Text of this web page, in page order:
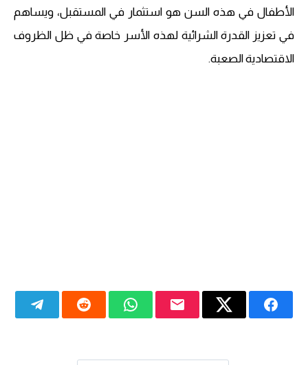
الأطفال في هذه السن هو استثمار في المستقبل، ويساهم
في تعزيز القدرة الشرائية لهذه الأسر خاصة في ظل الظروف
الاقتصادية الصعبة.